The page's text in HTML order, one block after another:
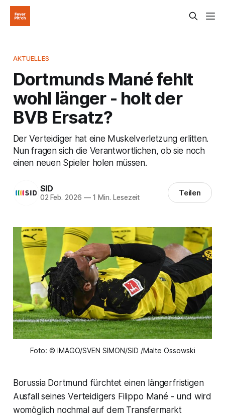
AKTUELLES
Dortmunds Mané fehlt
wohl länger - holt der
BVB Ersatz?
Der Verteidiger hat eine Muskelverletzung erlitten.
Nun fragen sich die Verantwortlichen, ob sie noch
einen neuen Spieler holen müssen.
SID
02 Feb. 2026 —1 Min. Lesezeit Teilen
Foto: © IMAGO/SVEN SIMON/SID /Malte Ossowski
Borussia Dortmund fürchtet einen längerfristigen
Ausfall seines Verteidigers Filippo Mané - und wird
womöglich nochmal auf dem Transfermarkt